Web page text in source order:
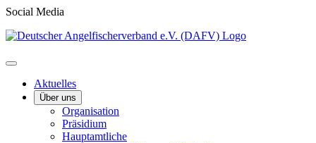
Social Media
Aktuelles
Über uns
Organisation
Präsidium
Hauptamtliche